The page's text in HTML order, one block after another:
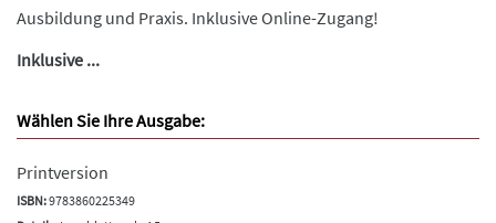
Ausbildung und Praxis. Inklusive Online-Zugang!
Inklusive ...
Wählen Sie Ihre Ausgabe:
Printversion
ISBN:9783860225349